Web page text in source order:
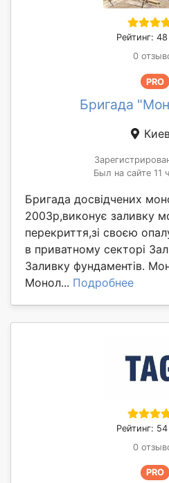
Рейтинг:
0
PRO
Бригада
Был на сайте 11
Бригада досвідчених
2003р,виконує заливку
перекриття,зі своєю
в приватному секторі
Заливку фундаментів.
Монол... Подробнее
Рейтинг:
0
PRO